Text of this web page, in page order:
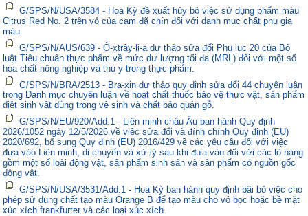
G/SPS/N/USA/3584 - Hoa Kỳ đề xuất hủy bỏ việc sử dụng phẩm màu
Citrus Red No. 2 trên vỏ của cam đã chín đối với danh mục chất phụ gia
màu.
G/SPS/N/AUS/639 - Ô-xtrây-li-a dự thảo sửa đổi Phụ lục 20 của Bộ
luật Tiêu chuẩn thực phẩm về mức dư lượng tối đa (MRL) đối với một số
hóa chất nông nghiệp và thú y trong thực phẩm.
G/SPS/N/BRA/2513 - Bra-xin dự thảo quy định sửa đổi 44 chuyên luận
trong Danh mục chuyên luận về hoạt chất thuốc bảo vệ thực vật, sản phẩm
diệt sinh vật dùng trong vệ sinh và chất bảo quản gỗ.
G/SPS/N/EU/920/Add.1 - Liên minh châu Âu ban hành Quy định
2026/1052 ngày 12/5/2026 về việc sửa đổi và đính chính Quy định (EU)
2020/692, bổ sung Quy định (EU) 2016/429 về các yêu cầu đối với việc
đưa vào Liên minh, di chuyển và xử lý sau khi đưa vào đối với các lô hàng
gồm một số loài động vật, sản phẩm sinh sản và sản phẩm có nguồn gốc
động vật.
G/SPS/N/USA/3531/Add.1 - Hoa Kỳ ban hành quy định bãi bỏ việc cho
phép sử dụng chất tạo màu Orange B để tạo màu cho vỏ bọc hoặc bề mặt
xúc xích frankfurter và các loại xúc xích.